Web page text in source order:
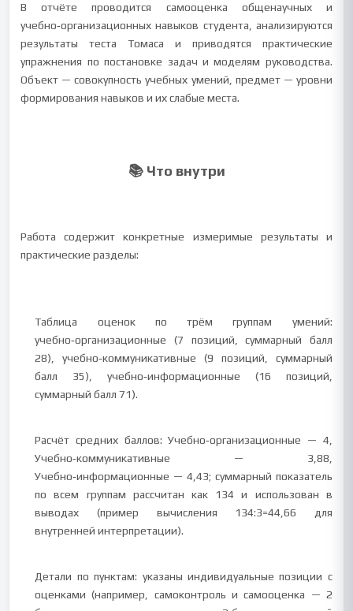
В отчёте проводится самооценка общенаучных и
учебно‑организационных навыков студента, анализируются
результаты теста Томаса и приводятся практические
упражнения по постановке задач и моделям руководства.
Объект — совокупность учебных умений, предмет — уровни
формирования навыков и их слабые места.
📚 Что внутри
Работа содержит конкретные измеримые результаты и
практические разделы:
Таблица оценок по трём группам умений:
учебно‑организационные (7 позиций, суммарный балл
28), учебно‑коммуникативные (9 позиций, суммарный
балл 35), учебно‑информационные (16 позиций,
суммарный балл 71).
Расчёт средних баллов: Учебно‑организационные — 4,
Учебно‑коммуникативные — 3,88,
Учебно‑информационные — 4,43; суммарный показатель
по всем группам рассчитан как 134 и использован в
выводах (пример вычисления 134:3=44,66 для
внутренней интерпретации).
Детали по пунктам: указаны индивидуальные позиции с
оценками (например, самоконтроль и самооценка — 2